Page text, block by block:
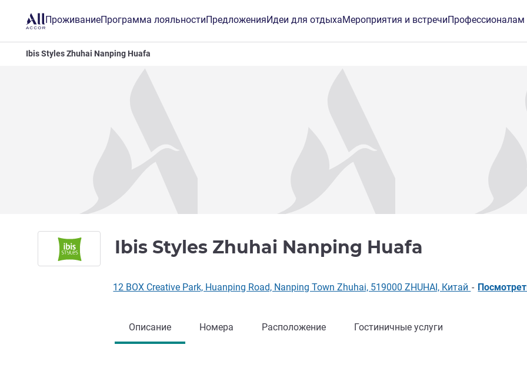
ПроживаниеПрограмма лояльностиПредложенияИдеи для отдыхаМероприятия и встречиПрофессионалам
Ibis Styles Zhuhai Nanping Huafa
Ibis Styles Zhuhai Nanping Huafa
12 BOX Creative Park, Huanping Road, Nanping Town Zhuhai, 519000 ZHUHAI, Китай -
Описание Номера Расположение Гостиничные услуги